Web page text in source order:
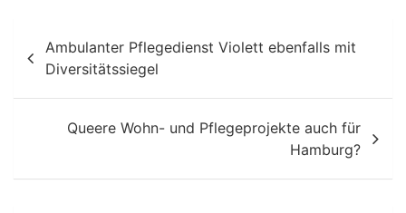
Beitragsnavigation
Ambulanter Pflegedienst Violett ebenfalls mit
Diversitätssiegel
Queere Wohn- und Pflegeprojekte auch für
Hamburg?